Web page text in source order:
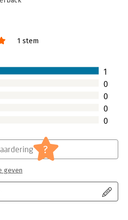
media
1 stem
1
0
0
0
0
?
geven